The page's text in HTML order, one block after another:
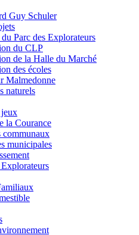
Guy Schuler
Parc des Explorateurs
du CLP
de la Halle du Marché
des écoles
Malmedonne
naturels
la Courance
communaux
municipales